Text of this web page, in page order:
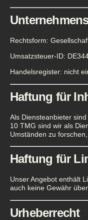
Rechtsform:
Umsatzsteuer-ID:
Handelsregister: nicht
Haftung für
Als Diensteanbieter
10 TMG sind wir als
Umständen zu
Haftung für
Unser Angebot enthält
auch keine Gewähr
Urheberrecht